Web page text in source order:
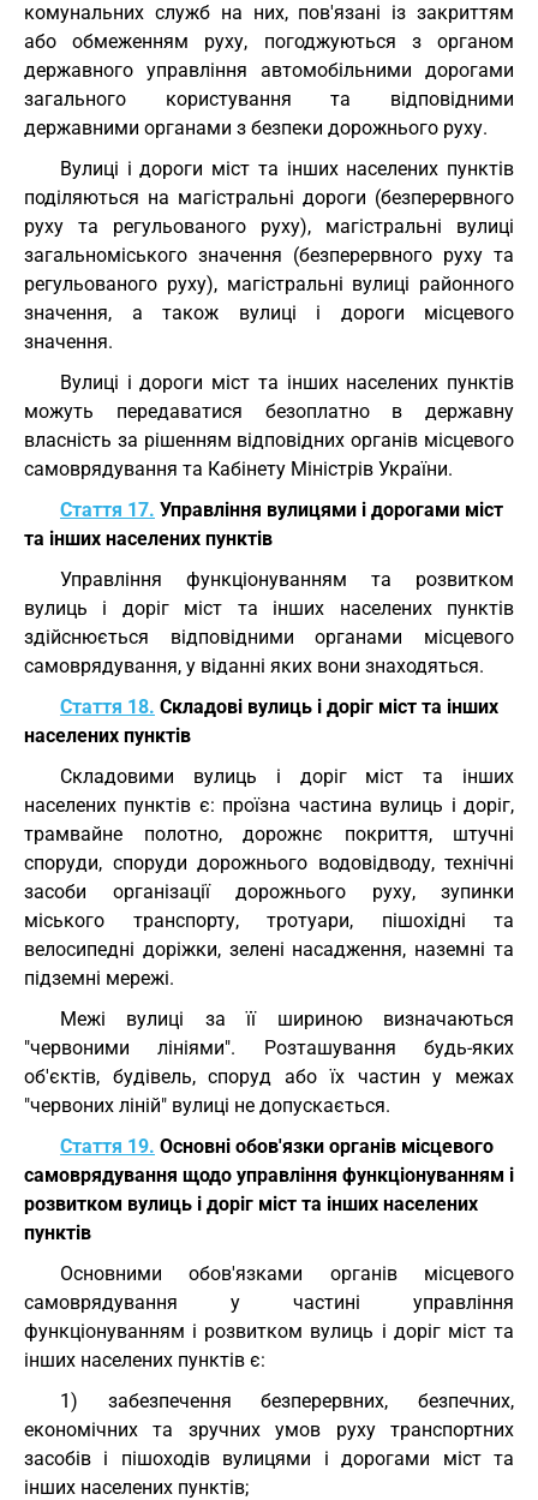
комунальних служб на них, пов'язані із закриттям
або обмеженням руху, погоджуються з органом
державного управління автомобільними дорогами
загального користування та відповідними
державними органами з безпеки дорожнього руху.
Вулиці і дороги міст та інших населених пунктів
поділяються на магістральні дороги (безперервного
руху та регульованого руху), магістральні вулиці
загальноміського значення (безперервного руху та
регульованого руху), магістральні вулиці районного
значення, а також вулиці і дороги місцевого
значення.
Вулиці і дороги міст та інших населених пунктів
можуть передаватися безоплатно в державну
власність за рішенням відповідних органів місцевого
самоврядування та Кабінету Міністрів України.
Стаття 17. Управління вулицями і дорогами міст
та інших населених пунктів
Управління функціонуванням та розвитком
вулиць і доріг міст та інших населених пунктів
здійснюється відповідними органами місцевого
самоврядування, у віданні яких вони знаходяться.
Стаття 18. Складові вулиць і доріг міст та інших
населених пунктів
Складовими вулиць і доріг міст та інших
населених пунктів є: проїзна частина вулиць і доріг,
трамвайне полотно, дорожнє покриття, штучні
споруди, споруди дорожнього водовідводу, технічні
засоби організації дорожнього руху, зупинки
міського транспорту, тротуари, пішохідні та
велосипедні доріжки, зелені насадження, наземні та
підземні мережі.
Межі вулиці за її шириною визначаються
"червоними лініями". Розташування будь-яких
об'єктів, будівель, споруд або їх частин у межах
"червоних ліній" вулиці не допускається.
Стаття 19. Основні обов'язки органів місцевого
самоврядування щодо управління функціонуванням і
розвитком вулиць і доріг міст та інших населених
пунктів
Основними обов'язками органів місцевого
самоврядування у частині управління
функціонуванням і розвитком вулиць і доріг міст та
інших населених пунктів є:
1) забезпечення безперервних, безпечних,
економічних та зручних умов руху транспортних
засобів і пішоходів вулицями і дорогами міст та
інших населених пунктів;